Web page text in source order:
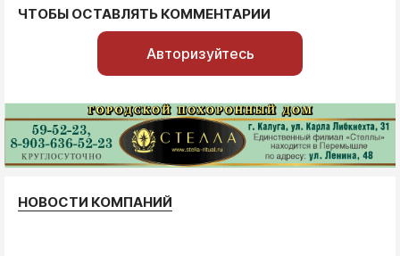
ЧТОБЫ ОСТАВЛЯТЬ КОММЕНТАРИИ
Авторизуйтесь
НОВОСТИ КОМПАНИЙ